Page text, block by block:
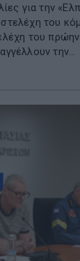
για την
του
του
την...